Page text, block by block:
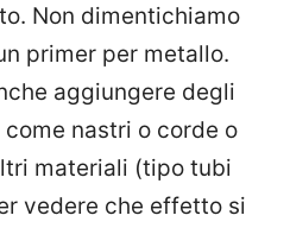
Non dimentichiamo
primer per metallo.
aggiungere degli
nastri o corde o
materiali (tipo tubi
vedere che effetto si